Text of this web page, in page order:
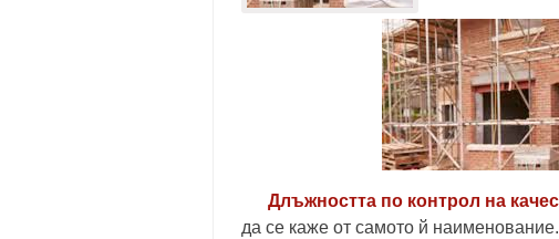
Длъжността по контрол на
да се каже от самото й